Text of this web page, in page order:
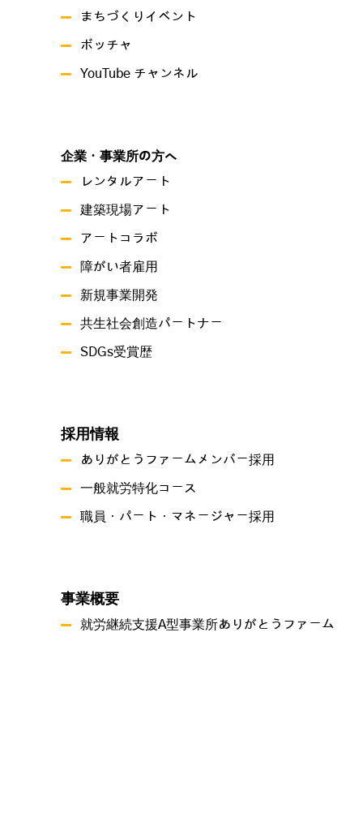
まちづくりイベント
ボッチャ
YouTube チャンネル
企業・事業所の方へ
レンタルアート
建築現場アート
アートコラボ
障がい者雇用
新規事業開発
共生社会創造パートナー
SDGs受賞歴
採用情報
ありがとうファームメンバー採用
一般就労特化コース
職員・パート・マネージャー採用
事業概要
就労継続支援A型事業所ありがとうファーム